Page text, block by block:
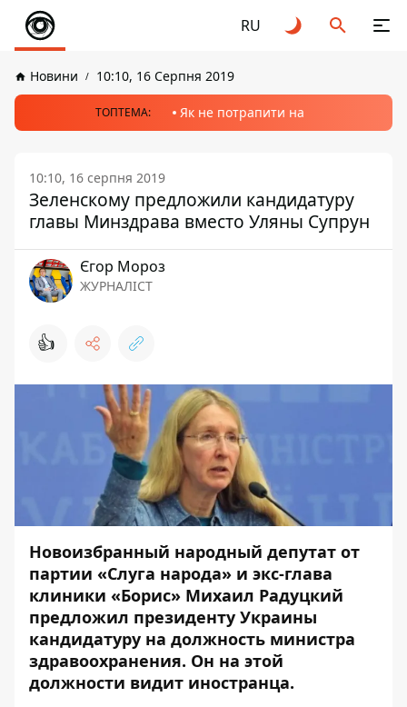
RU
Новини 10:10, 16 Серпня 2019
ТОПТЕМА: Як не потрапити на
10:10, 16 серпня 2019
Зеленскому предложили кандидатуру
главы Минздрава вместо Уляны Супрун
Єгор Мороз
ЖУРНАЛІСТ
👍
Новоизбранный народный депутат от
партии «Слуга народа» и экс-глава
клиники «Борис» Михаил Радуцкий
предложил президенту Украины
кандидатуру на должность министра
здравоохранения. Он на этой
должности видит иностранца.